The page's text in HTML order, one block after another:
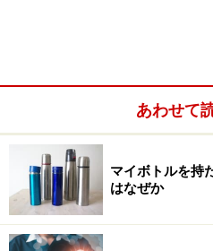
生する
固定費は,売上が下がったと
メージ
となる。
だから、できるだけかけない。
各種サービスも、なるべく無
あわせて
マイボトルを持
はなぜか